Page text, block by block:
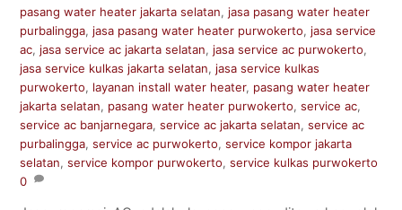
pasang water heater jakarta selatan, jasa pasang water heater
purbalingga, jasa pasang water heater purwokerto, jasa service
ac, jasa service ac jakarta selatan, jasa service ac purwokerto,
jasa service kulkas jakarta selatan, jasa service kulkas
purwokerto, layanan install water heater, pasang water heater
jakarta selatan, pasang water heater purwokerto,service ac,
service ac banjarnegara,service ac jakarta selatan,service ac
purbalingga,service ac purwokerto,service kompor jakarta
selatan,service kompor purwokerto,service kulkas purwokerto
0